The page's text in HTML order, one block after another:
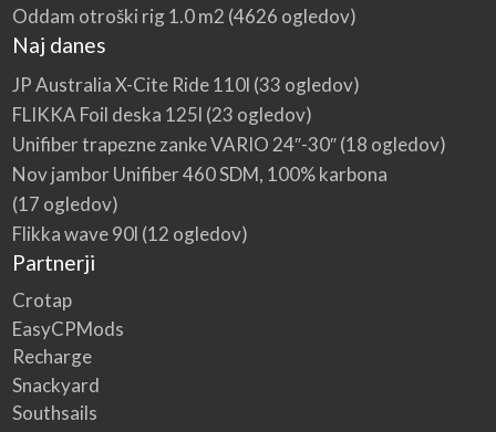
Oddam otroški rig 1.0 m2 (4626 ogledov)
Naj danes
JP Australia X-Cite Ride 110l (33 ogledov)
FLIKKA Foil deska 125l (23 ogledov)
Unifiber trapezne zanke VARIO 24″-30″(18 ogledov)
Nov jambor Unifiber 460 SDM, 100% karbona
(17 ogledov)
Flikka wave 90l (12 ogledov)
Partnerji
Crotap
EasyCPMods
Recharge
Snackyard
Southsails